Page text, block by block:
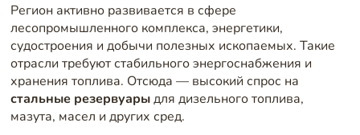
Регион активно развивается в сфере
лесопромышленного комплекса, энергетики,
судостроения и добычи полезных ископаемых. Такие
отрасли требуют стабильного энергоснабжения и
хранения топлива. Отсюда — высокий спрос на
стальные резервуарыдля дизельного топлива,
мазута, масел и других сред.